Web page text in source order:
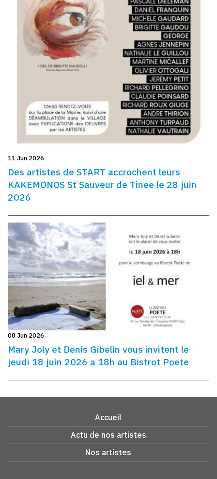
11 Jun 2026
Des artistes de START accrochent leurs
KAKEMONOS St Sauveur de Tinee le 28 juin
2026
08 Jun 2026
Mary Joly et Denis Gibelin vous invitent le
jeudi 18 juin 2026 a 18h au Bistrot Poete
Accueil
Actu de nos artistes
Nos artistes